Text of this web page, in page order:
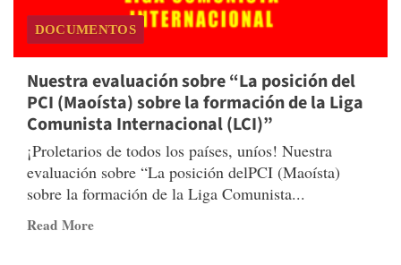
DOCUMENTOS
Nuestra evaluación sobre “La posición del
PCI (Maoísta) sobre la formación de la Liga
Comunista Internacional (LCI)”
¡Proletarios de todos los países, uníos! Nuestra
evaluación sobre “La posición delPCI (Maoísta)
sobre la formación de la Liga Comunista...
Read MoreRead